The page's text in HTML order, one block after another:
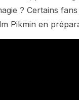
? Certains
Pikmin en